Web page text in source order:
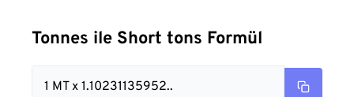
Tonnes ile Short tons Formül
1 MT x 1.10231135952..